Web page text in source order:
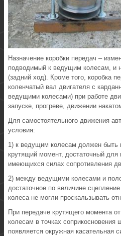
Назначение коробки передач –
подводимый к ведущим колесам, и
(задний ход). Кроме того, коробка
коленчатый вал двигателя с
ведущими колесами) при работе
запуске, прогреве, движении
Для самостоятельного движения
условия:
1) к ведущим колесам должен быть
крутящий момент, достаточный для
имеющихся силах сопротивления
2) между ведущими колесами и
достаточное по величине
колеса не могли проскальзывать
При передаче крутящего момента
колесам в точках
появляется окружная касательная